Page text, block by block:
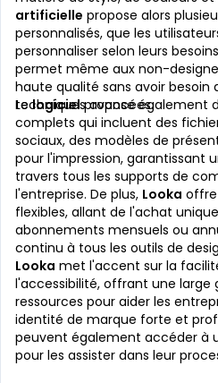
artificielle propose alors
personnalisés, que les
personnaliser selon leurs
permet même aux non-
haute qualité sans avoir besoin
techniques avancées.
Lelogicielpropose également
complets qui incluent des
sociaux, des modèles de
pour l'impression, garantissant
travers tous les supports de
l'entreprise. De plus, Looka
flexibles, allant de l'achat
abonnements mensuels ou
continu à tous les outils de
Looka met l'accent sur la
l'accessibilité, offrant une
ressources pour aider les
identité de marque forte et
peuvent également accéder à
pour les assister dans leur